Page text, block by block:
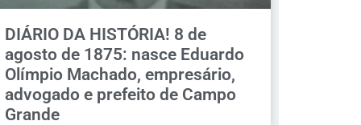
DIÁRIO DA HISTÓRIA! 8 de
agosto de 1875: nasce Eduardo
Olímpio Machado, empresário,
advogado e prefeito de Campo
Grande